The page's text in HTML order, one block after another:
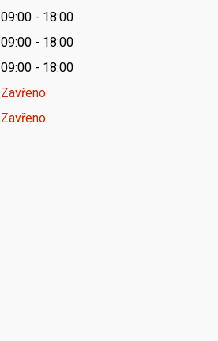
09:00 - 18:00
09:00 - 18:00
09:00 - 18:00
Zavřeno
Zavřeno